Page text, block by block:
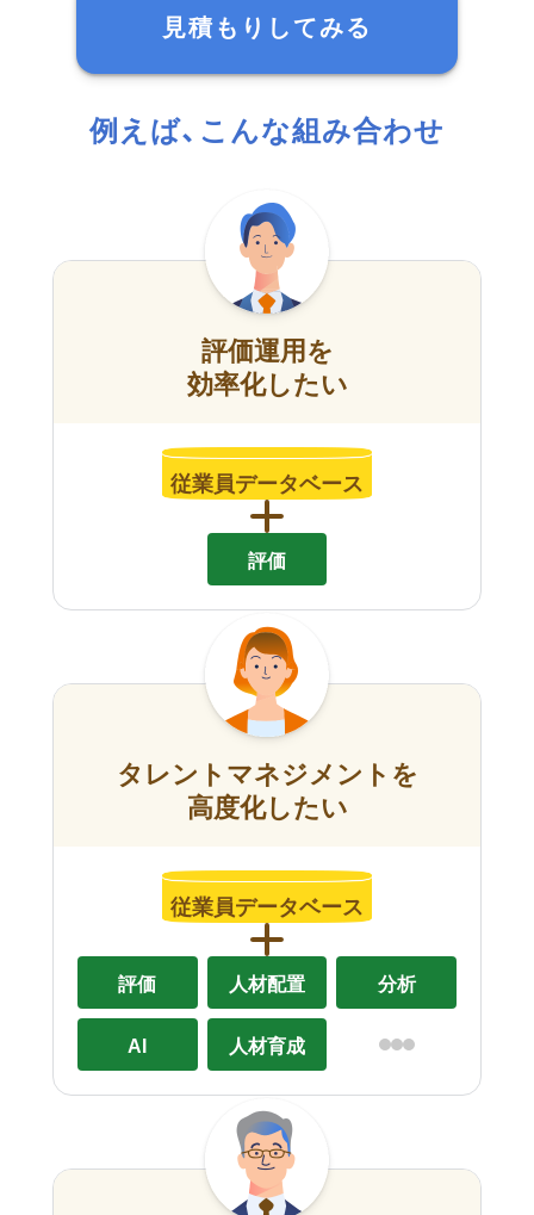
見積もりしてみる
例えば、こんな組み合わせ
評価運用を
効率化したい
従業員データベース
評価
タレントマネジメントを
高度化したい
従業員データベース
評価 人材配置 分析
AI 人材育成